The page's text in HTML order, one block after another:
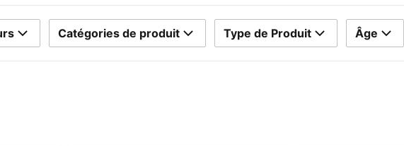
Catégories de produit Type de Produit Âge